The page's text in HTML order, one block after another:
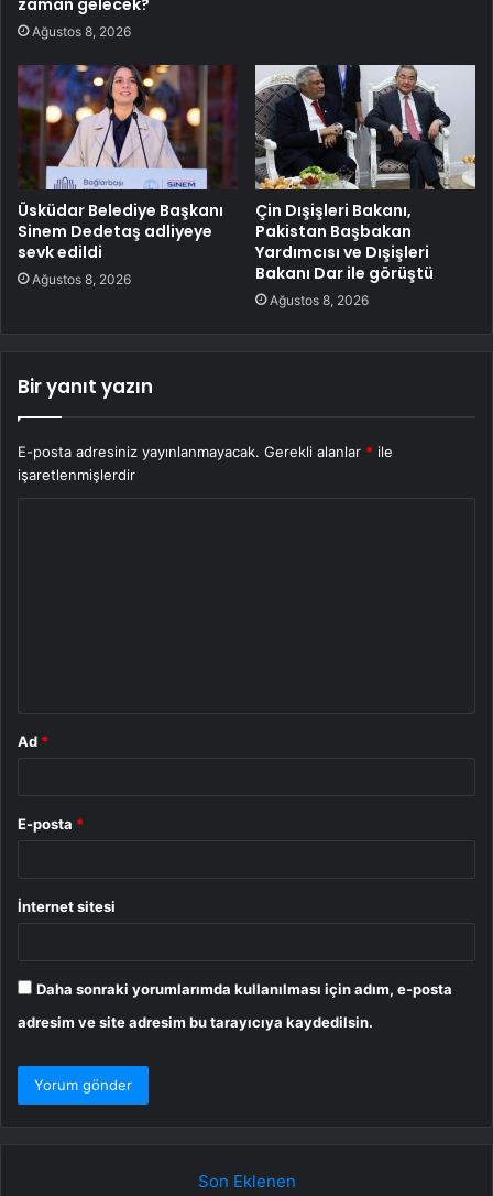
zaman gelecek?
Ağustos 8, 2026
Üsküdar Belediye Başkanı
Sinem Dedetaş adliyeye
sevk edildi
Ağustos 8, 2026
Çin Dışişleri Bakanı,
Pakistan Başbakan
Yardımcısı ve Dışişleri
Bakanı Dar ile görüştü
Ağustos 8, 2026
Bir yanıt yazın
E-posta adresiniz yayınlanmayacak. Gerekli alanlar * ile
işaretlenmişlerdir
Ad *
E-posta *
İnternet sitesi
Daha sonraki yorumlarımda kullanılması için adım, e-posta
adresim ve site adresim bu tarayıcıya kaydedilsin.
Son Eklenen